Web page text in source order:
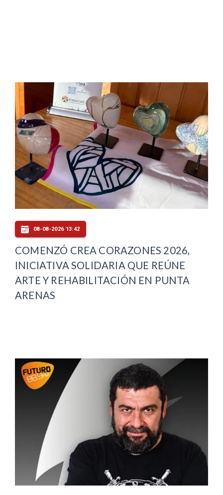
08-08-2026 13:42
COMENZÓ CREA CORAZONES 2026,
INICIATIVA SOLIDARIA QUE REÚNE
ARTE Y REHABILITACIÓN EN PUNTA
ARENAS